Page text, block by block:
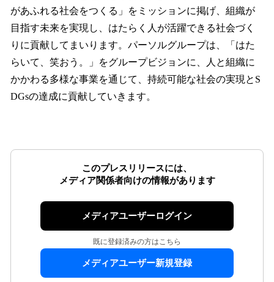
があふれる社会をつくる」をミッションに掲げ、組織が
目指す未来を実現し、はたらく人が活躍できる社会づく
りに貢献してまいります。パーソルグループは、「はた
らいて、笑おう。」をグループビジョンに、人と組織に
かかわる多様な事業を通じて、持続可能な社会の実現とS
DGsの達成に貢献していきます。
このプレスリリースには、
メディア関係者向けの情報があります
メディアユーザーログイン
既に登録済みの方はこちら
メディアユーザー新規登録